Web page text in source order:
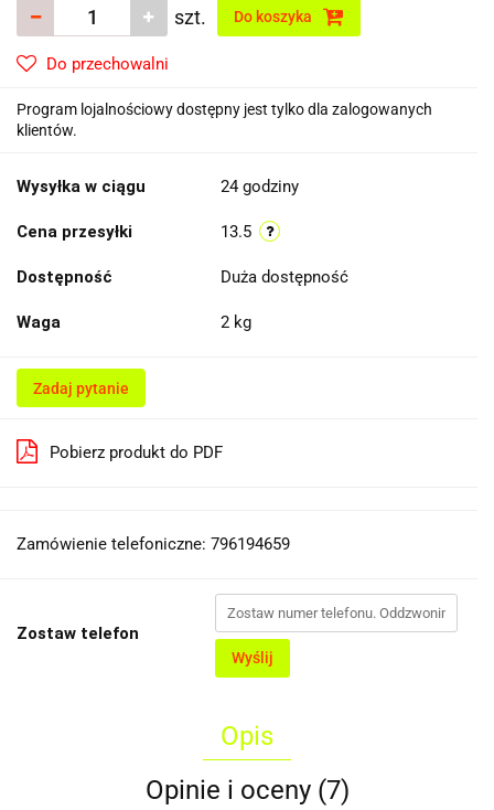
szt. Do koszyka
Do przechowalni
Program lojalnościowy dostępny jest tylko dla zalogowanych
klientów.
Wysyłka w ciągu 24 godziny
Cena przesyłki 13.5
Dostępność Duża dostępność
Waga 2 kg
Zadaj pytanie
Pobierz produkt do PDF
Zamówienie telefoniczne: 796194659
Zostaw telefon
Wyślij
Opis
Opinie i oceny (7)